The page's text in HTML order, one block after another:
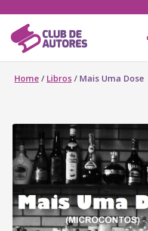
Home / Libros / Mais Uma Dose